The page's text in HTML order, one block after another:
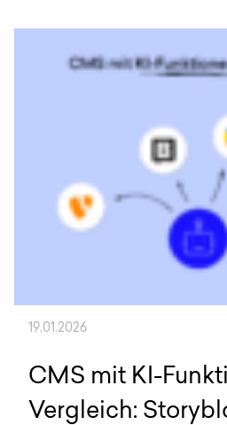
19.01.2026
CMS mit KI-
Vergleich: